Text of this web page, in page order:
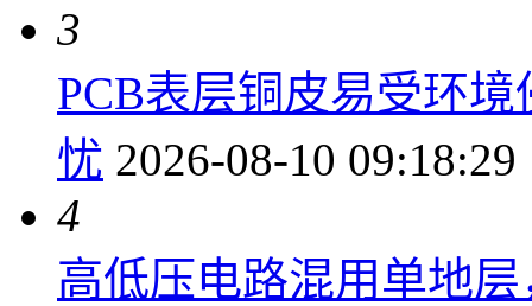
3
PCB表层铜皮易受环
忧 2026-08-10 09:18:29
4
高低压电路混用单地